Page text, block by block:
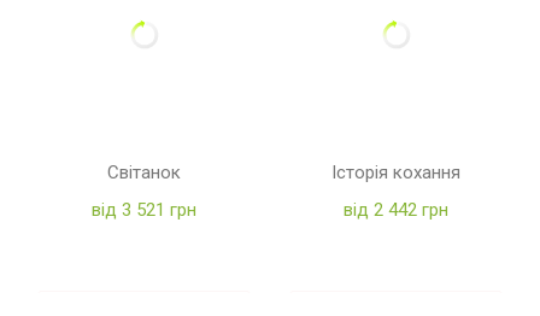
Світанок
від 3 521 грн
Історія кохання
від 2 442 грн